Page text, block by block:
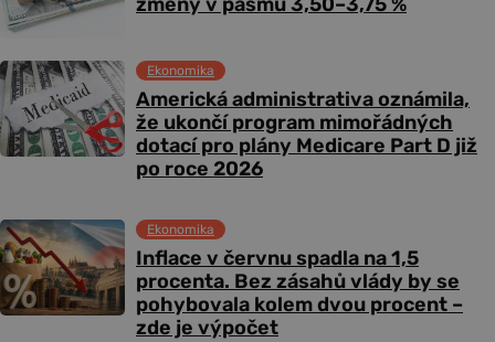
Americká administrativa oznámila,
že ukončí program mimořádných
dotací pro plány Medicare Part D již
po roce 2026
Ekonomika
Inflace v červnu spadla na 1,5
procenta. Bez zásahů vlády by se
pohybovala kolem dvou procent –
zde je výpočet
Ekonomika